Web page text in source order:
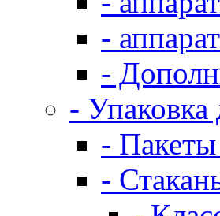
-
-
- Упаковка
-
-